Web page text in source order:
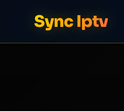
Sync Iptv